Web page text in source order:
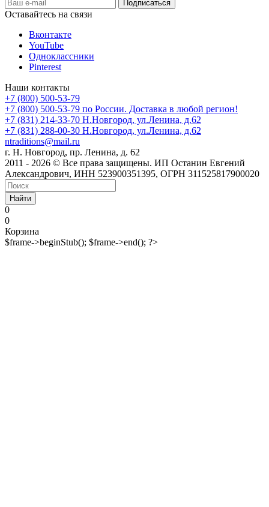
Оставайтесь на связи
Вконтакте
YouTube
Одноклассники
Pinterest
Наши контакты
+7 (800) 500-53-79
+7 (800) 500-53-79 по России. Доставка в любой регион!
+7 (831) 214-33-70 Н.Новгород, ул.Ленина, д.62
+7 (831) 288-00-30 Н.Новгород, ул.Ленина, д.62
ntraditions@mail.ru
г. Н. Новгород, пр. Ленина, д. 62
2011 - 2026 © Все права защищены. ИП Останин Евгений
Александрович, ИНН 523900351395, ОГРН 311525817900020
Найти
0
0
Корзина
$frame->beginStub(); $frame->end(); ?>